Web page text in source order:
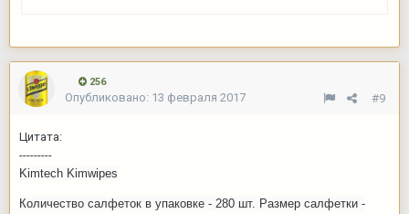
256
#9
Опубликовано: 13 февраля 2017
Цитата:
---------
Kimtech Kimwipes
Количество салфеток в упаковке - 280 шт. Размер салфетки -